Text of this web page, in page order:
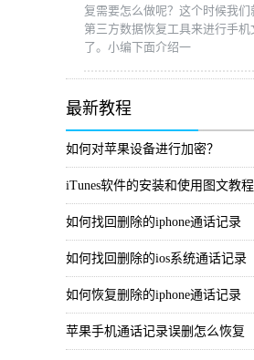
复需要怎么做呢？这个时候我们
第三方数据恢复工具来进行手机
了。小编下面介绍一
最新教程
如何对苹果设备进行加密？
iTunes软件的安装和使用图文教程
如何找回删除的iphone通话记录
如何找回删除的ios系统通话记录
如何恢复删除的iphone通话记录
苹果手机通话记录误删怎么恢复